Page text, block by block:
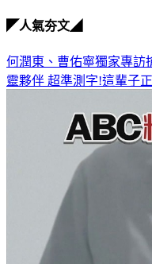
◤人氣夯文◢
何潤東、曹佑寧獨家專訪
靈夥伴 超準測字!這輩子